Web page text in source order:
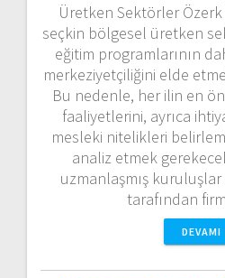
Üretken Sektörler
seçkin bölgesel üretken
eğitim programlarının
merkeziyetçiliğini elde
Bu nedenle, her ilin en
faaliyetlerini, ayrıca
mesleki nitelikleri
analiz etmek
uzmanlaşmış
tarafından
DEVAMI